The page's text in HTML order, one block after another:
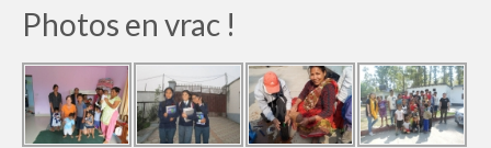
Photos en vrac !